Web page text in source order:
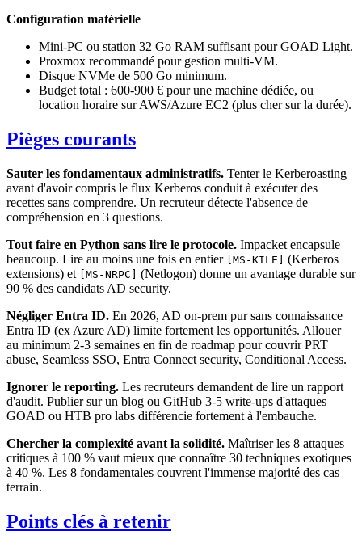
Configuration matérielle
Mini-PC ou station 32 Go RAM suffisant pour GOAD Light.
Proxmox recommandé pour gestion multi-VM.
Disque NVMe de 500 Go minimum.
Budget total : 600-900 € pour une machine dédiée, ou
location horaire sur AWS/Azure EC2 (plus cher sur la durée).
Pièges courants
Sauter les fondamentaux administratifs. Tenter le Kerberoasting
avant d'avoir compris le flux Kerberos conduit à exécuter des
recettes sans comprendre. Un recruteur détecte l'absence de
compréhension en 3 questions.
Tout faire en Python sans lire le protocole. Impacket encapsule
beaucoup. Lire au moins une fois en entier
[MS-KILE]
(Kerberos
extensions) et
[MS-NRPC]
(Netlogon) donne un avantage durable sur
90 % des candidats AD security.
Négliger Entra ID. En 2026, AD on-prem pur sans connaissance
Entra ID (ex Azure AD) limite fortement les opportunités. Allouer
au minimum 2-3 semaines en fin de roadmap pour couvrir PRT
abuse, Seamless SSO, Entra Connect security, Conditional Access.
Ignorer le reporting. Les recruteurs demandent de lire un rapport
d'audit. Publier sur un blog ou GitHub 3-5 write-ups d'attaques
GOAD ou HTB pro labs différencie fortement à l'embauche.
Chercher la complexité avant la solidité. Maîtriser les 8 attaques
critiques à 100 % vaut mieux que connaître 30 techniques exotiques
à 40 %. Les 8 fondamentales couvrent l'immense majorité des cas
terrain.
Points clés à retenir